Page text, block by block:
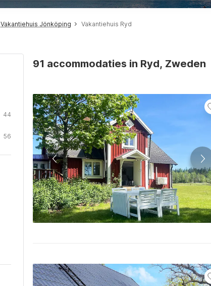
Vakantiehuis Jönköping Vakantiehuis Ryd
44
56
91 accommodaties in Ryd, Zweden